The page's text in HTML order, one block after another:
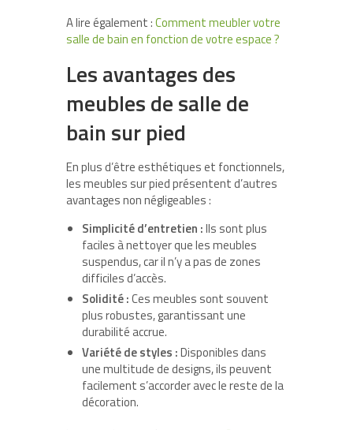
A lire également :Comment meubler votre
salle de bain en fonction de votre espace ?
Les avantages des
meubles de salle de
bain sur pied
En plus d’être esthétiques et fonctionnels,
les meubles sur pied présentent d’autres
avantages non négligeables :
Simplicité d’entretien :Ils sont plus
faciles à nettoyer que les meubles
suspendus, car il n’y a pas de zones
difficiles d’accès.
Solidité :Ces meubles sont souvent
plus robustes, garantissant une
durabilité accrue.
Variété de styles :Disponibles dans
une multitude de designs, ils peuvent
facilement s’accorder avec le reste de la
décoration.